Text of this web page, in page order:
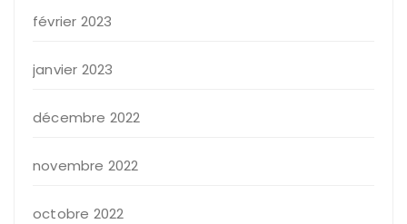
février 2023
janvier 2023
décembre 2022
novembre 2022
octobre 2022